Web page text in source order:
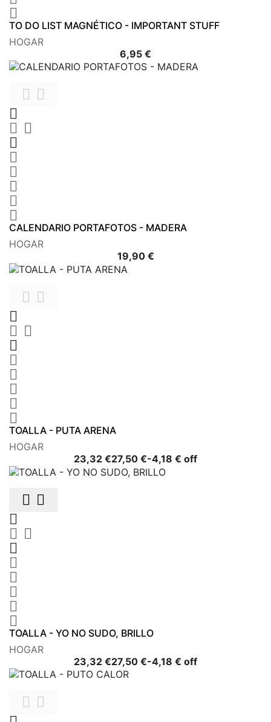

TO DO LIST MAGNÉTICO - IMPORTANT STUFF
HOGAR
6,95 €











CALENDARIO PORTAFOTOS - MADERA
HOGAR
19,90 €Precio
 

 






TOALLA - PUTA ARENA
HOGAR
23,32 €27,50 €Precio
base
-4,18 € offPrecio
 

 






TOALLA - YO NO SUDO, BRILLO
HOGAR
23,32 €27,50 €Precio
-4,18 € offPrecio

